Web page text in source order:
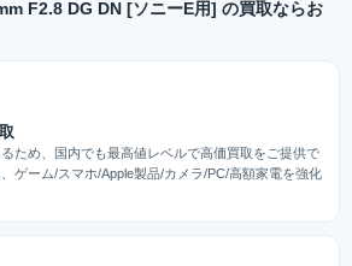
F2.8 DG DN [ソニーE用] の買取ならお
ため、国内でも最高値レベルで高価買取をご提供で
ゲーム/スマホ/Apple製品/カメラ/PC/高額家電を強化